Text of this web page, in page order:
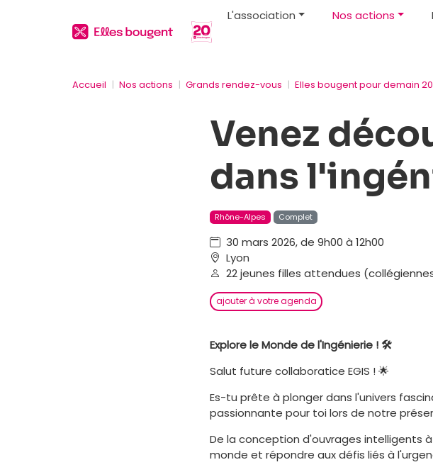
L'association Nos actions
Accueil Nos actions Grands rendez-vous Elles bougent pour demain
Venez
dans
Rhône-Alpes Complet
30 mars 2026, de 9h00 à 12h00
Lyon
22 jeunes filles attendues
ajouter à votre agenda
Explore le Monde de l'Ingénierie ! 🛠️
Salut future collaboratice EGIS ! 🌟
Es-tu prête à plonger dans l'univers
passionnante pour toi lors de notre
De la conception d'ouvrages intelligents
monde et répondre aux défis liés à